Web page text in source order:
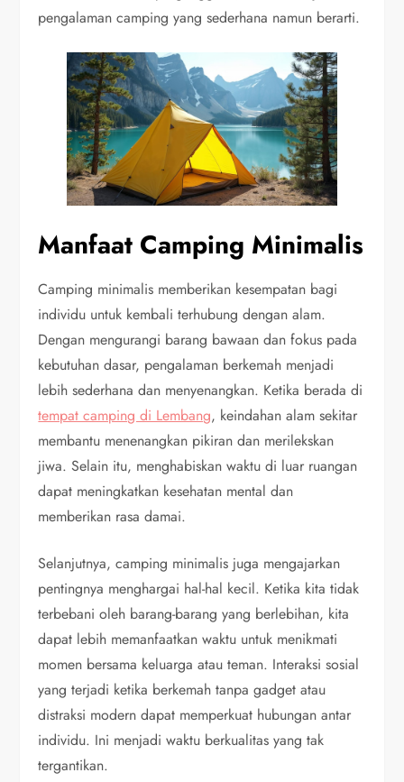
pengalaman camping yang sederhana namun berarti.
Manfaat Camping Minimalis
Camping minimalis memberikan kesempatan bagi
individu untuk kembali terhubung dengan alam.
Dengan mengurangi barang bawaan dan fokus pada
kebutuhan dasar, pengalaman berkemah menjadi
lebih sederhana dan menyenangkan. Ketika berada di
tempat camping di Lembang, keindahan alam sekitar
membantu menenangkan pikiran dan merilekskan
jiwa. Selain itu, menghabiskan waktu di luar ruangan
dapat meningkatkan kesehatan mental dan
memberikan rasa damai.
Selanjutnya, camping minimalis juga mengajarkan
pentingnya menghargai hal-hal kecil. Ketika kita tidak
terbebani oleh barang-barang yang berlebihan, kita
dapat lebih memanfaatkan waktu untuk menikmati
momen bersama keluarga atau teman. Interaksi sosial
yang terjadi ketika berkemah tanpa gadget atau
distraksi modern dapat memperkuat hubungan antar
individu. Ini menjadi waktu berkualitas yang tak
tergantikan.